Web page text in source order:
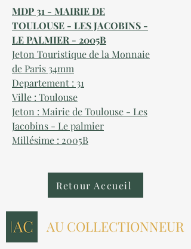
MDP 31 - MAIRIE DE
TOULOUSE - LES JACOBINS -
LE PALMIER - 2005B
Jeton Touristique de la Monnaie
de Paris 34mm
Departement : 31
Ville : Toulouse
Jeton : Mairie de Toulouse - Les
Jacobins - Le palmier
Millésime : 2005B
Retour Accueil
AU COLLECTIONNEUR